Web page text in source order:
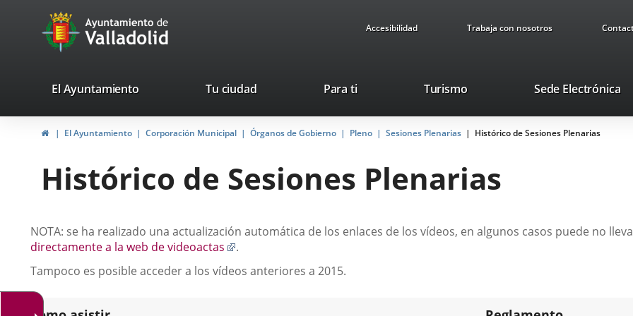
Portal
Web
Ayuntamiento
de
Accesibilidad Trabaja con nosotros
valladolid.es
El Ayuntamiento Tu ciudad Para ti TurismoEste
se
abrirá
una
ventana
Sede Electrónica
InicioEl Ayuntamiento Corporación Municipal Órganos de Gobierno Pleno Sesiones Plenarias Histórico de Sesiones Plenarias
Histórico de Sesiones Plenarias
Descripción
NOTA: se ha realizado una actualización automática de los enlaces de los vídeos, en algunos casos puede no
directamente a la web de videoactas
Enlace
una
.
Tampoco es posible acceder a los vídeos anteriores a 2015.